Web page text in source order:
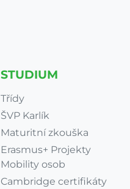
STUDIUM
Třídy
ŠVP Karlík
Maturitní zkouška
Erasmus+ Projekty
Mobility osob
Cambridge certifikáty